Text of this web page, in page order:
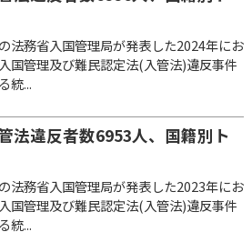
法務省入国管理局が発表した2024年にお
国管理及び難民認定法(入管法)違反事件
統...
法違反者数6953人、国籍別ト
法務省入国管理局が発表した2023年にお
国管理及び難民認定法(入管法)違反事件
統...